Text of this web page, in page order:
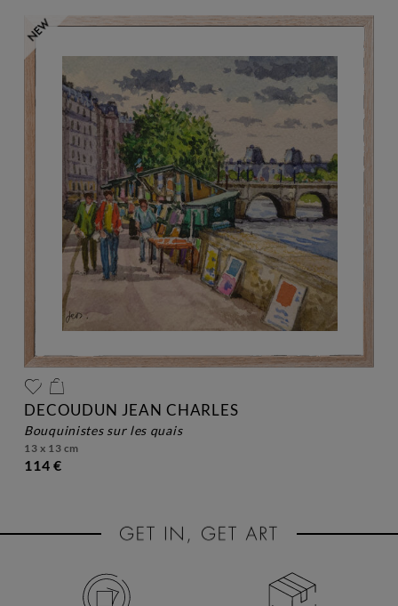
DECOUDUN JEAN CHARLES
bouquinistes sur les quais
13 x 13 cm
114 €